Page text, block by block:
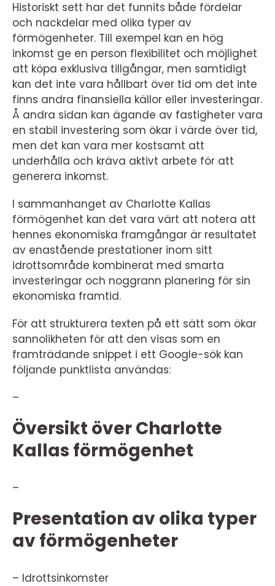
Historiskt sett har det funnits både fördelar
och nackdelar med olika typer av
förmögenheter. Till exempel kan en hög
inkomst ge en person flexibilitet och möjlighet
att köpa exklusiva tillgångar, men samtidigt
kan det inte vara hållbart över tid om det inte
finns andra finansiella källor eller investeringar.
Å andra sidan kan ägande av fastigheter vara
en stabil investering som ökar i värde över tid,
men det kan vara mer kostsamt att
underhålla och kräva aktivt arbete för att
generera inkomst.
I sammanhanget av Charlotte Kallas
förmögenhet kan det vara värt att notera att
hennes ekonomiska framgångar är resultatet
av enastående prestationer inom sitt
idrottsområde kombinerat med smarta
investeringar och noggrann planering för sin
ekonomiska framtid.
För att strukturera texten på ett sätt som ökar
sannolikheten för att den visas som en
framträdande snippet i ett Google-sök kan
följande punktlista användas:
–
Översikt över Charlotte
Kallas förmögenhet
–
Presentation av olika typer
av förmögenheter
– Idrottsinkomster